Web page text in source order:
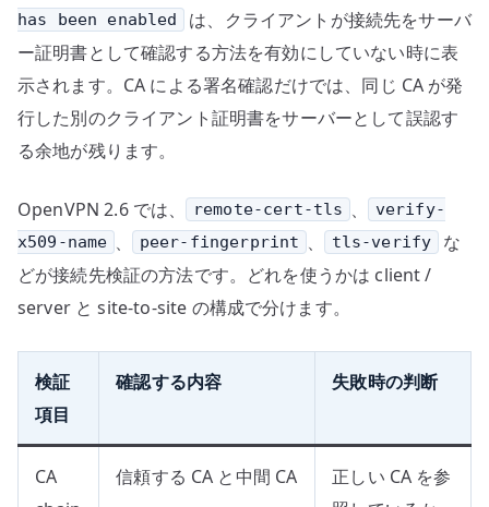
has been enabled
は、クライアントが接続先をサーバ
ー証明書として確認する方法を有効にしていない時に表
示されます。CA による署名確認だけでは、同じ CA が発
行した別のクライアント証明書をサーバーとして誤認す
る余地が残ります。
OpenVPN 2.6 では、 remote-cert-tls 、
verify-
x509-name 、 peer-fingerprint 、 tls-verify
な
どが接続先検証の方法です。どれを使うかは client /
server と site-to-site の構成で分けます。
検証
項目
確認する内容 失敗時の判断
CA
信頼する CA と中間 CA
正しい CA を参